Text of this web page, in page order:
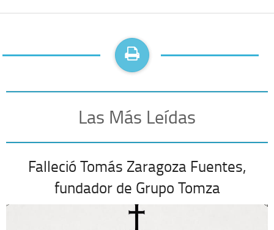
Las Más Leídas
Falleció Tomás Zaragoza Fuentes,
fundador de Grupo Tomza